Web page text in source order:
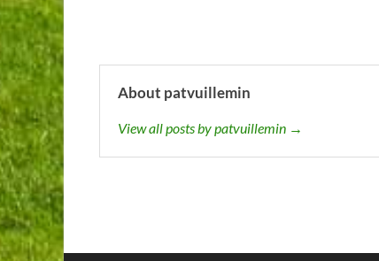
About patvuillemin
View all posts by patvuillemin →